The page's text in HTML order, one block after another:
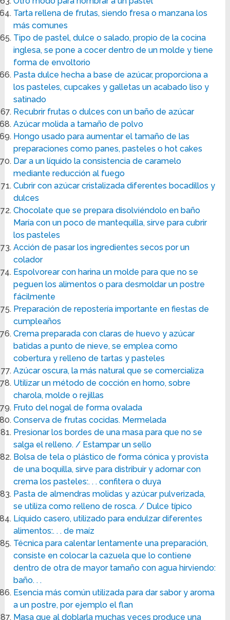
Tarta rellena de frutas, siendo fresa o manzana los
más comunes
Tipo de pastel, dulce o salado, propio de la cocina
inglesa, se pone a cocer dentro de un molde y tiene
forma de envoltorio
Pasta dulce hecha a base de azúcar, proporciona a
los pasteles, cupcakes y galletas un acabado liso y
satinado
Recubrir frutas o dulces con un baño de azúcar
Azúcar molida a tamaño de polvo
Hongo usado para aumentar el tamaño de las
preparaciones como panes, pasteles o hot cakes
Dar a un líquido la consistencia de caramelo
mediante reducción al fuego
Cubrir con azúcar cristalizada diferentes bocadillos y
dulces
Chocolate que se prepara disolviéndolo en baño
María con un poco de mantequilla, sirve para cubrir
los pasteles
Acción de pasar los ingredientes secos por un
colador
Espolvorear con harina un molde para que no se
peguen los alimentos o para desmoldar un postre
fácilmente
Preparación de repostería importante en fiestas de
cumpleaños
Crema preparada con claras de huevo y azúcar
batidas a punto de nieve, se emplea como
cobertura y relleno de tartas y pasteles
Azúcar oscura, la más natural que se comercializa
Utilizar un método de cocción en horno, sobre
charola, molde o rejillas
Fruto del nogal de forma ovalada
Conserva de frutas cocidas. Mermelada
Presionar los bordes de una masa para que no se
salga el relleno. / Estampar un sello
Bolsa de tela o plástico de forma cónica y provista
de una boquilla, sirve para distribuir y adornar con
crema los pasteles:. . . confitera o duya
Pasta de almendras molidas y azúcar pulverizada,
se utiliza como relleno de rosca. / Dulce típico
Líquido casero, utilizado para endulzar diferentes
alimentos:. . . de maíz
Técnica para calentar lentamente una preparación,
consiste en colocar la cazuela que lo contiene
dentro de otra de mayor tamaño con agua hirviendo:
baño. . .
Esencia más común utilizada para dar sabor y aroma
a un postre, por ejemplo el flan
Masa que al doblarla muchas veces produce una